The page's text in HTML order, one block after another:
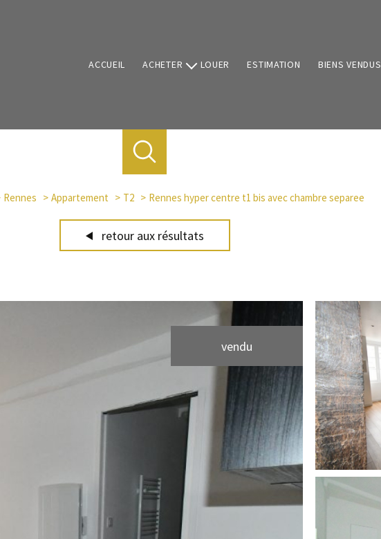
ACCUEIL ACHETER LOUER ESTIMATION BIENS VENDUS
Rennes Appartement T2 Rennes hyper centre t1 bis avec chambre separee
retour aux résultats
vendu